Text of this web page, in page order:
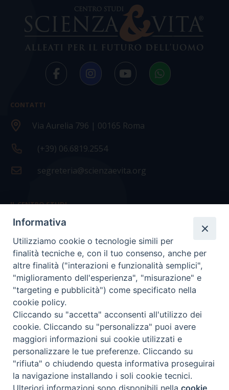
CONTATTI
Via Aurelia 796 | 00165 Roma
(+39) 06.6819.2554
segreteria@scienzaevita.org
IL CENTRO STUDI
La nostra storia
Statuto
Presidenza e ufficio presidenza
Consiglio scientifico
Coordinamento nazionale
COPYRIGHT Scienza & Vita - C.F96600690588- Tutti i
diritti -Privacy- Credits
Informativa
Utilizziamo cookie o tecnologie simili per
finalità tecniche e, con il tuo consenso, anche per
altre finalità ("interazioni e funzionalità semplici",
"miglioramento dell'esperienza", "misurazione" e
"targeting e pubblicità") come specificato nella
cookie policy.
Cliccando su "accetta" acconsenti all'utilizzo dei
cookie. Cliccando su "personalizza" puoi avere
maggiori informazioni sui cookie utilizzati e
personalizzare le tue preferenze. Cliccando su
"rifiuta" o chiudendo questa informativa proseguirai
la navigazione installando i soli cookie tecnici.